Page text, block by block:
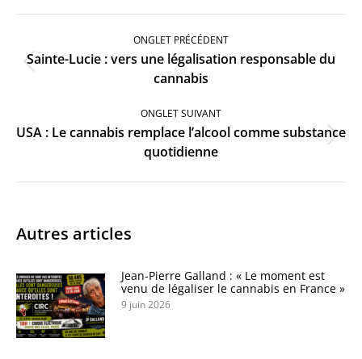
Navigation
ONGLET PRÉCÉDENT
Onglet
précédent
Sainte-Lucie : vers une légalisation responsable du
cannabis
ONGLET SUIVANT
Onglet
suivant
USA : Le cannabis remplace l’alcool comme substance
quotidienne
Autres articles
Jean-Pierre Galland : « Le moment est
venu de légaliser le cannabis en France »
9 juin 2026